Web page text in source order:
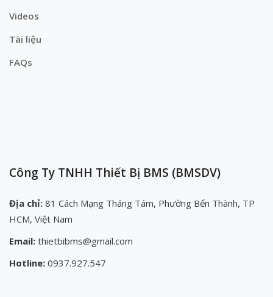
Videos
Tài liệu
FAQs
Công Ty TNHH Thiết Bị BMS (BMSDV)
Địa chỉ: 81 Cách Mạng Tháng Tám, Phường Bến Thành, TP
HCM, Việt Nam
Email: thietbibms@gmail.com
Hotline: 0937.927.547